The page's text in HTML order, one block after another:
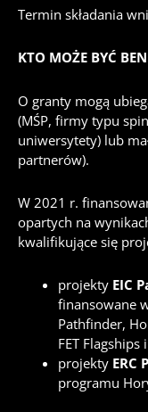
Termin składania
KTO MOŻE BYĆ
O granty mogą
(MŚP, firmy typu
uniwersytety) lub
partnerów).
W 2021 r.
opartych na
kwalifikujące się
projekty EIC
finansowane
Pathfinder,
FET Flagships
projekty ERC
programu